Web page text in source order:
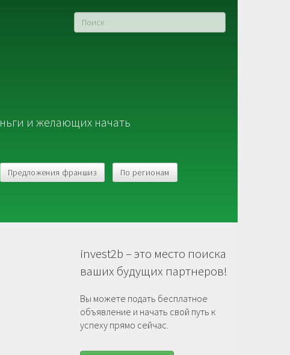
и желающих начать
Предложения франшиз По регионам
invest2b – это место поиска
ваших будущих партнеров!
Вы можете подать бесплатное
объявление и начать свой путь к
успеху прямо сейчас.